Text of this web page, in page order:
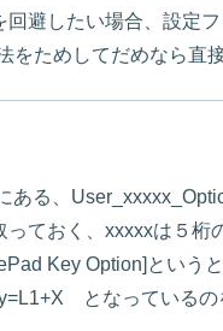
回避したい場合、設定
をためしてだめなら直
ある、
っておく、xxxxxは５桁
Key Option]という
となっている